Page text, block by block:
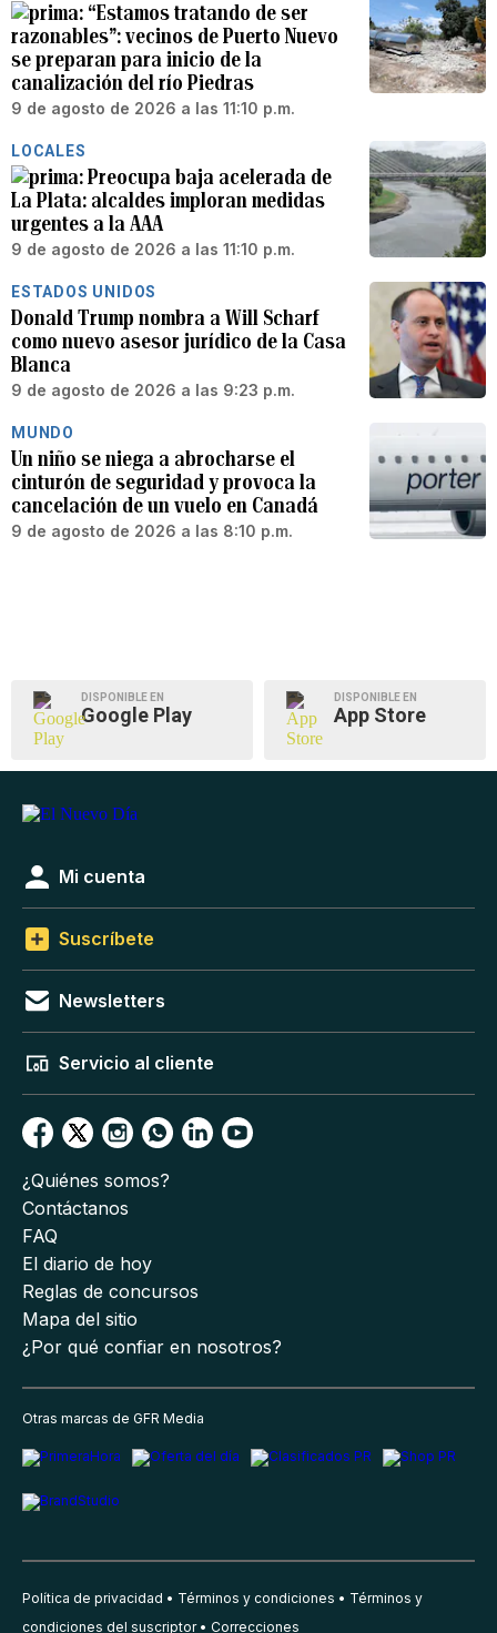
“Estamos tratando de ser
razonables”: vecinos de Puerto Nuevo
se preparan para inicio de la
canalización del río Piedras
9 de agosto de 2026 a las 11:10 p.m.
LOCALES
Preocupa baja acelerada de
La Plata: alcaldes imploran medidas
urgentes a la AAA
9 de agosto de 2026 a las 11:10 p.m.
ESTADOS UNIDOS
Donald Trump nombra a Will Scharf
como nuevo asesor jurídico de la Casa
Blanca
9 de agosto de 2026 a las 9:23 p.m.
MUNDO
Un niño se niega a abrocharse el
cinturón de seguridad y provoca la
cancelación de un vuelo en Canadá
9 de agosto de 2026 a las 8:10 p.m.
DISPONIBLE EN
Google Play
DISPONIBLE EN
App Store
Mi cuenta
Suscríbete
Newsletters
Servicio al cliente
¿Quiénes somos?
Contáctanos
FAQ
El diario de hoy
Reglas de concursos
Mapa del sitio
¿Por qué confiar en nosotros?
Otras marcas de GFR Media
Política de privacidad Términos y condiciones
Términos y
condiciones del suscriptor
Correcciones